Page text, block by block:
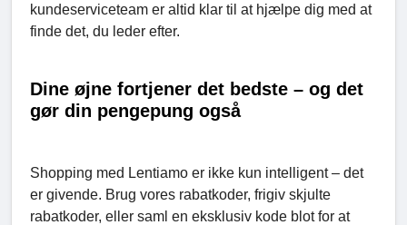
kundeserviceteam er altid klar til at hjælpe dig med at
finde det, du leder efter.
Dine øjne fortjener det bedste – og det
gør din pengepung også
Shopping med Lentiamo er ikke kun intelligent – det
er givende. Brug vores rabatkoder, frigiv skjulte
rabatkoder, eller saml en eksklusiv kode blot for at